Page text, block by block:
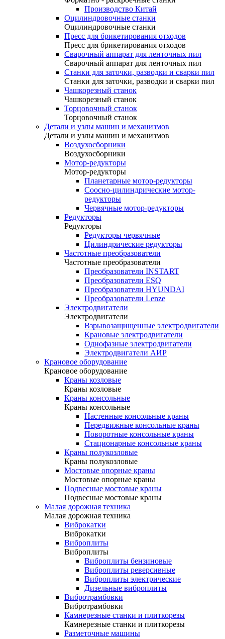
Производство Китай
Оцилиндровочные станки
Оцилиндровочные станки
Пресс для брикетирования отходов
Пресс для брикетирования отходов
Сварочный аппарат для ленточных пил
Сварочный аппарат для ленточных пил
Станки для заточки, разводки и сварки пил
Станки для заточки, разводки и сварки пил
Чашкорезный станок
Чашкорезный станок
Торцовочный станок
Торцовочный станок
Детали и узлы машин и механизмов
Детали и узлы машин и механизмов
Воздухосборники
Воздухосборники
Мотор-редукторы
Мотор-редукторы
Планетарные мотор-редукторы
Соосно-цилиндрические мотор-
редукторы
Червячные мотор-редукторы
Редукторы
Редукторы
Редукторы червячные
Цилиндрические редукторы
Частотные преобразователи
Частотные преобразователи
Преобразователи INSTART
Преобразователи ESQ
Преобразователи HYUNDAI
Преобразователи Lenze
Электродвигатели
Электродвигатели
Взрывозащищенные электродвигатели
Крановые электродвигатели
Однофазные электродвигатели
Электродвигатели АИР
Крановое оборудование
Крановое оборудование
Краны козловые
Краны козловые
Краны консольные
Краны консольные
Настенные консольные краны
Передвижные консольные краны
Поворотные консольные краны
Стационарные консольные краны
Краны полукозловые
Краны полукозловые
Мостовые опорные краны
Мостовые опорные краны
Подвесные мостовые краны
Подвесные мостовые краны
Малая дорожная техника
Малая дорожная техника
Виброкатки
Виброкатки
Виброплиты
Виброплиты
Виброплиты бензиновые
Виброплиты реверсивные
Виброплиты электрические
Дизельные виброплиты
Вибротрамбовки
Вибротрамбовки
Камнерезные станки и плиткорезы
Камнерезные станки и плиткорезы
Разметочные машины